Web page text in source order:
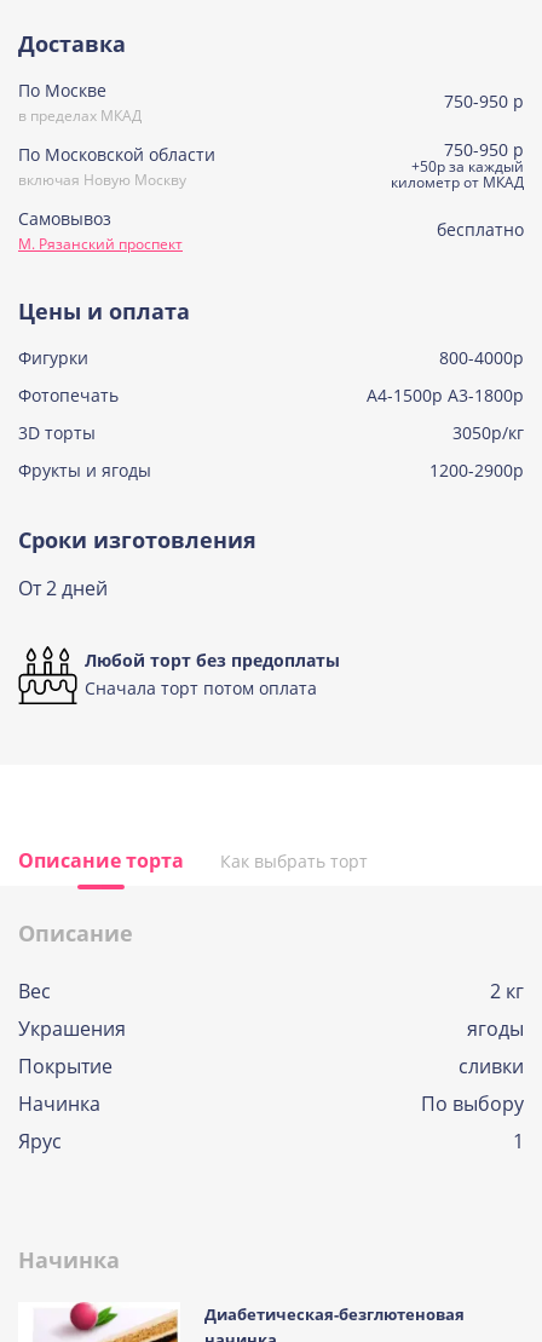
Сметанная
Узнать подробнее о начинке
Узнать подробнее о начинке
Доставка
По Москве
в пределах МКАД
750-950 р
По Московской области
включая Новую Москву
750-950 р
+50р за каждый
километр от МКАД
Самовывоз
М. Рязанский проспект
бесплатно
Цены и оплата
Фигурки
800-4000р
Фотопечать
А4-1500р А3-1800р
3D торты
3050р/кг
Фрукты и ягоды
1200-2900р
Сроки изготовления
От 2 дней
Любой торт без предоплаты
Сначала торт потом оплата
Описание торта Как выбрать торт
Описание
Вес
2 кг
Украшения
ягоды
Покрытие
сливки
Начинка
По выбору
Ярус
1
Начинка
Диабетическая-безглютеновая